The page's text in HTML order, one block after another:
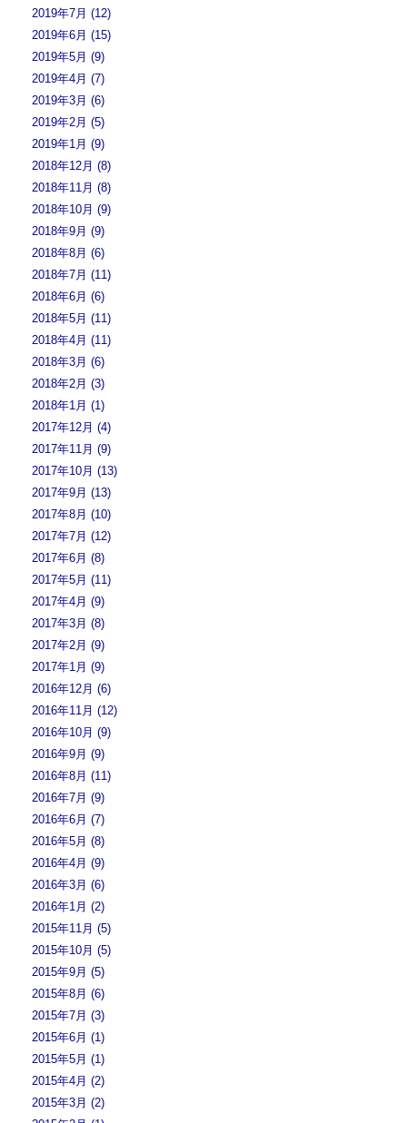
2019年7月 (12)
2019年6月 (15)
2019年5月 (9)
2019年4月 (7)
2019年3月 (6)
2019年2月 (5)
2019年1月 (9)
2018年12月 (8)
2018年11月 (8)
2018年10月 (9)
2018年9月 (9)
2018年8月 (6)
2018年7月 (11)
2018年6月 (6)
2018年5月 (11)
2018年4月 (11)
2018年3月 (6)
2018年2月 (3)
2018年1月 (1)
2017年12月 (4)
2017年11月 (9)
2017年10月 (13)
2017年9月 (13)
2017年8月 (10)
2017年7月 (12)
2017年6月 (8)
2017年5月 (11)
2017年4月 (9)
2017年3月 (8)
2017年2月 (9)
2017年1月 (9)
2016年12月 (6)
2016年11月 (12)
2016年10月 (9)
2016年9月 (9)
2016年8月 (11)
2016年7月 (9)
2016年6月 (7)
2016年5月 (8)
2016年4月 (9)
2016年3月 (6)
2016年1月 (2)
2015年11月 (5)
2015年10月 (5)
2015年9月 (5)
2015年8月 (6)
2015年7月 (3)
2015年6月 (1)
2015年5月 (1)
2015年4月 (2)
2015年3月 (2)